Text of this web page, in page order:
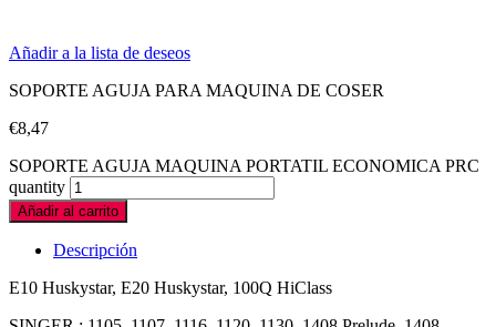
Añadir a la lista de deseos
SOPORTE AGUJA PARA MAQUINA DE COSER
€8,47
SOPORTE AGUJA MAQUINA PORTATIL ECONOMICA PRC
quantity
Añadir al carrito
Descripción
E10 Huskystar, E20 Huskystar, 100Q HiClass